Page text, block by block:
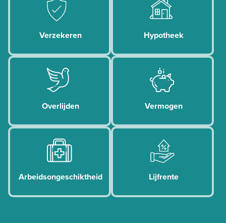
Verzekeren Hypotheek
Overlijden Vermogen
Arbeidsongeschiktheid Lijfrente